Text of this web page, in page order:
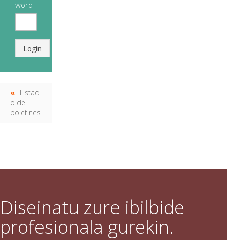
word
Login
Listad
o de
boletines
Diseinatu zure ibilbide
profesionala gurekin.